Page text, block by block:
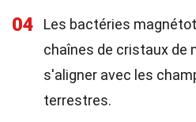
04
Les bactéries
chaînes de cristaux de
s'aligner avec les
terrestres.